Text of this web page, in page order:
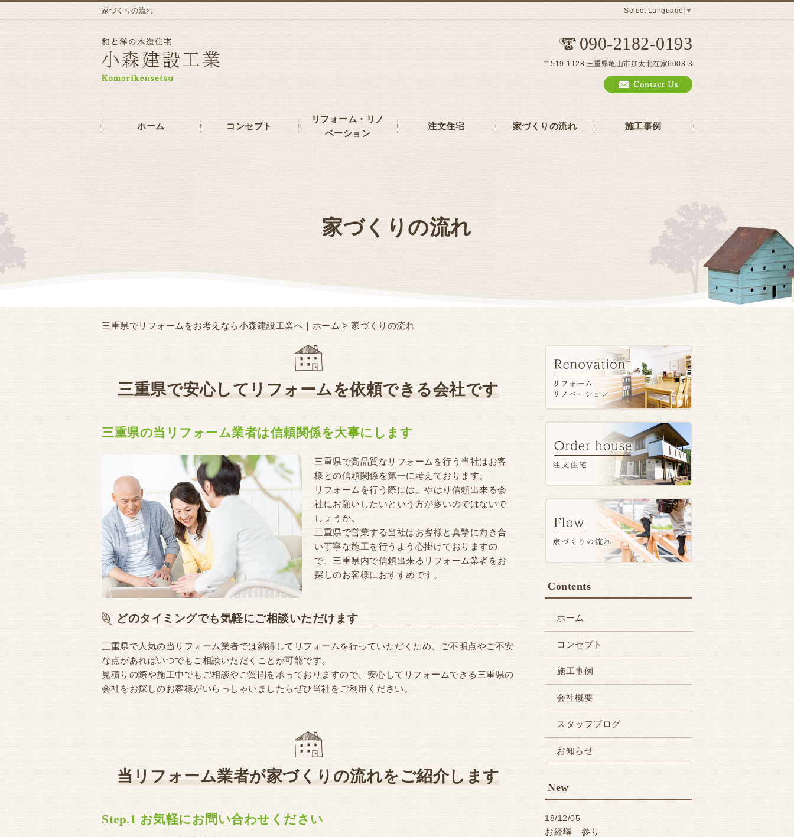
家づくりの流れ Select Language ▼
090-2182-0193
〒519-1128 三重県亀山市加太北在家6003-3
ホーム コンセプト
リフォーム・リノ
ベーション
注文住宅 家づくりの流れ 施工事例
家づくりの流れ
三重県でリフォームをお考えなら小森建設工業へ｜ホーム > 家づくりの流れ
三重県で安心してリフォームを依頼できる会社です
三重県の当リフォーム業者は信頼関係を大事にします
三重県で高品質なリフォームを行う当社はお客
様との信頼関係を第一に考えております。
リフォームを行う際には、やはり信頼出来る会
社にお願いしたいという方が多いのではないで
しょうか。
三重県で営業する当社はお客様と真摯に向き合
い丁寧な施工を行うよう心掛けておりますの
で、三重県内で信頼出来るリフォーム業者をお
探しのお客様におすすめです。
どのタイミングでも気軽にご相談いただけます
三重県で人気の当リフォーム業者では納得してリフォームを行っていただくため、ご不明点やご不安
な点があればいつでもご相談いただくことが可能です。
見積りの際や施工中でもご相談やご質問を承っておりますので、安心してリフォームできる三重県の
会社をお探しのお客様がいらっしゃいましたらぜひ当社をご利用ください。
当リフォーム業者が家づくりの流れをご紹介します
Step.1 お気軽にお問い合わせください
Contents
ホーム
コンセプト
施工事例
会社概要
スタッフブログ
お知らせ
New
18/12/05
お経塚 参り